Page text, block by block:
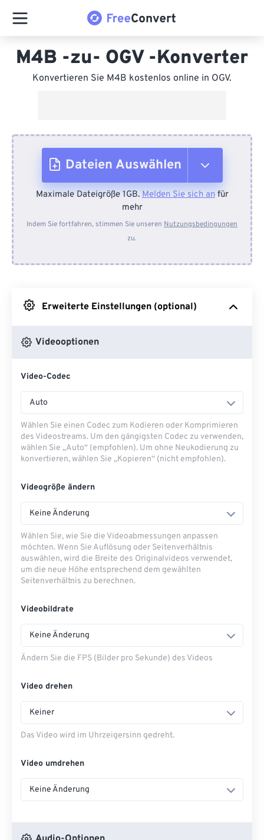
M4B -zu- OGV -Konverter
Konvertieren Sie M4B kostenlos online in OGV.
Dateien Auswählen
Vom Gerät
Von Dropbox
Maximale Dateigröße 1GB.Melden Sie sich anfür
mehr
Indem Sie fortfahren, stimmen Sie unseren Nutzungsbedingungen
zu.
Erweiterte Einstellungen (optional)
Videooptionen
Video-Codec
Auto
Wählen Sie einen Codec zum Kodieren oder Komprimieren
des Videostreams. Um den gängigsten Codec zu verwenden,
wählen Sie „Auto“ (empfohlen). Um ohne Neukodierung zu
konvertieren, wählen Sie „Kopieren“ (nicht empfohlen).
Videogröße ändern
Keine Änderung
Wählen Sie, wie Sie die Videoabmessungen anpassen
möchten. Wenn Sie Auflösung oder Seitenverhältnis
auswählen, wird die Breite des Originalvideos verwendet,
um die neue Höhe entsprechend dem gewählten
Seitenverhältnis zu berechnen.
Videobildrate
Keine Änderung
Ändern Sie die FPS (Bilder pro Sekunde) des Videos
Video drehen
Keiner
Das Video wird im Uhrzeigersinn gedreht.
Video umdrehen
Keine Änderung